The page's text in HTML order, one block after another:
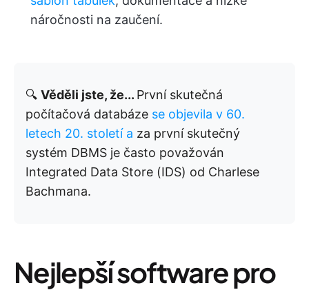
náročnosti na zaučení.
🔍 Věděli jste, že... První skutečná
počítačová databáze se objevila v 60.
letech 20. století a za první skutečný
systém DBMS je často považován
Integrated Data Store (IDS) od Charlese
Bachmana.
Nejlepší software pro